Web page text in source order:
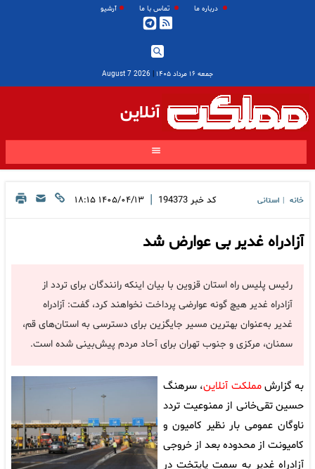
درباره ما تماس با ما آرشیو
جمعه ۱۶ مرداد ۱۴۰۵ |
2026 August 7
آنلاین
خانه استانی کد خبر 194373
| ۱۴۰۵/۰۴/۱۳ ۱۸:۱۵
آزادراه غدیر بی عوارض شد
رئیس پلیس راه استان قزوین با بیان اینکه رانندگان برای تردد از
آزادراه غدیر هیچ گونه عوارضی پرداخت نخواهند کرد، گفت: آزادراه
غدیر به‌عنوان بهترین مسیر جایگزین برای دسترسی به استان‌های قم،
سمنان، مرکزی و جنوب تهران برای آحاد مردم پیش‌بینی شده است.
به گزارشمملکت آنلاین، سرهنگ
حسین تقی‌خانی از ممنوعیت تردد
ناوگان عمومی بار نظیر کامیون و
کامیونت از محدوده بعد از خروجی
آزادراه غدیر به سمت پایتخت در